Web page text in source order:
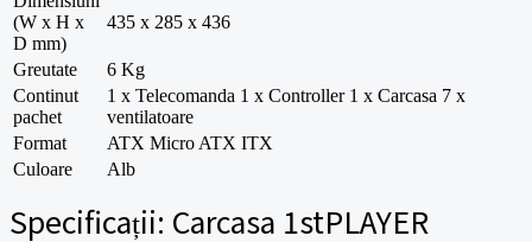
(W x H x
D mm)
435 x 285 x 436
Greutate
6 Kg
Continut
pachet
1 x Telecomanda 1 x Controller 1 x Carcasa 7 x
ventilatoare
Format
ATX Micro ATX ITX
Culoare
Alb
Specificații: Carcasa 1stPLAYER